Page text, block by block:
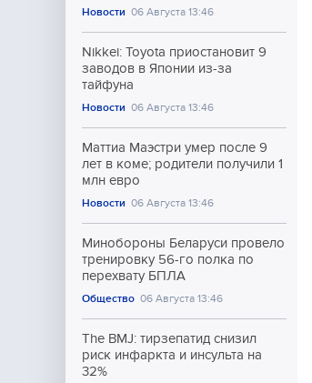
Новости 06 Августа 13:46
Nikkei: Toyota приостановит 9
заводов в Японии из-за
тайфуна
Новости 06 Августа 13:46
Маттиа Маэстри умер после 9
лет в коме; родители получили 1
млн евро
Новости 06 Августа 13:46
Минобороны Беларуси провело
тренировку 56-го полка по
перехвату БПЛА
Общество 06 Августа 13:46
The BMJ: тирзепатид снизил
риск инфаркта и инсульта на
32%